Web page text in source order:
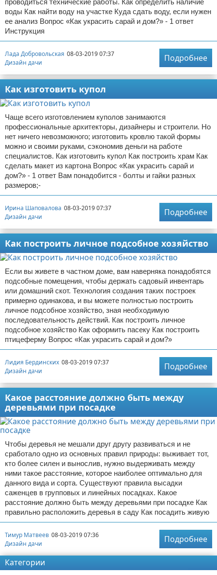
проводиться технические работы. Как определить наличие
воды Как найти воду на участке Куда сдать воду, если нужен
ее анализ Вопрос «Как украсить сарай и дом?» - 1 ответ
Инструкция
Лада Добровольская 08-03-2019 07:37
Дизайн дачи
Подробнее
Как изготовить купол
Чаще всего изготовлением куполов занимаются
профессиональные архитекторы, дизайнеры и строители. Но
нет ничего невозможного; изготовить кровлю такой формы
можно и своими руками, сэкономив деньги на работе
специалистов. Как изготовить купол Как построить храм Как
сделать макет из картона Вопрос «Как украсить сарай и
дом?» - 1 ответ Вам понадобится - болты и гайки разных
размеров;-
Ирина Шаповалова 08-03-2019 07:37
Дизайн дачи
Подробнее
Как построить личное подсобное хозяйство
Если вы живете в частном доме, вам наверняка понадобятся
подсобные помещения, чтобы держать садовый инвентарь
или домашний скот. Технология создания таких построек
примерно одинакова, и вы можете полностью построить
личное подсобное хозяйство, зная необходимую
последовательность действий. Как построить личное
подсобное хозяйство Как оформить пасеку Как построить
птицеферму Вопрос «Как украсить сарай и дом?»
Лидия Бердинских 08-03-2019 07:37
Дизайн дачи
Подробнее
Какое расстояние должно быть между
деревьями при посадке
Чтобы деревья не мешали друг другу развиваться и не
сработало одно из основных правил природы: выживает тот,
кто более силен и вынослив, нужно выдерживать между
ними такое расстояние, которое наиболее оптимально для
данного вида и сорта. Существуют правила высадки
саженцев в групповых и линейных посадках. Какое
расстояние должно быть между деревьями при посадке Как
правильно расположить деревья в саду Как посадить живую
Тимур Матвеев 08-03-2019 07:36
Дизайн дачи
Подробнее
Категории